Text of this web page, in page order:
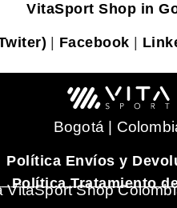
VitaSport Shop in
| Facebook |
Bogotá |
Política Envíos y
Política Tratamiento
Shop